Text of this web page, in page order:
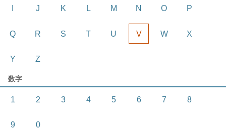
J K L M N O P
Q R S T U V W X
Y Z
数字
1 2 3 4 5 6 7 8
9 0